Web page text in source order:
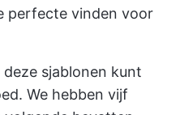
perfecte vinden voor
sjablonen kunt
We hebben vijf